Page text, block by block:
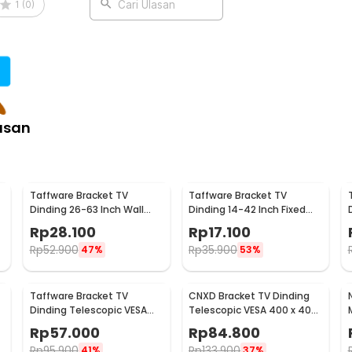
1 (0) Cari Ulasan
Taffware Bracket TV
Dinding 26-63 Inch Wall
Mount VESA 400x400 - B41
Rp28.100
Rp52.900 47%
Taffware Bracket TV
Dinding 14-42 Inch Fixed
HD601
Rp17.100
Rp35.900 53%
Taffware Bracket TV
Dinding Telescopic VESA
X-400
Rp57.000
CNXD Bracket TV Dinding
Telescopic VESA 400 x 400
for 26-55 Inch TV - CN814
Rp84.800